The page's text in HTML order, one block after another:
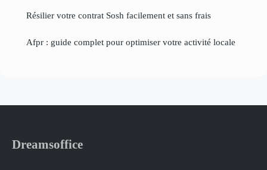
Résilier votre contrat Sosh facilement et sans frais
Afpr : guide complet pour optimiser votre activité locale
Dreamsoffice